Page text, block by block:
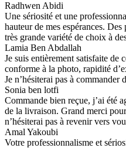
Radhwen Abidi
Une sériosité et une
hauteur de mes espérances.
très grande variété de choix à
Lamia Ben Abdallah
Je suis entièrement satisfaite de
conforme à la photo, rapidité
Je n’hésiterai pas à commander
Sonia ben lotfi
Commande bien reçue, j’ai été
de la livraison. Grand merci
n’hésiterai pas à revenir vers
Amal Yakoubi
Votre professionnalisme et